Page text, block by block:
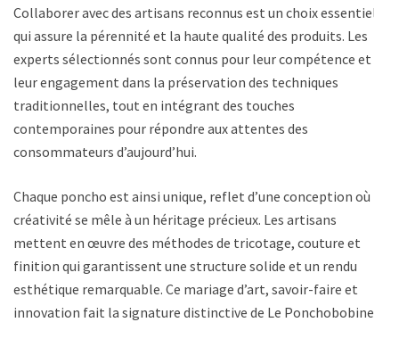
Collaborer avec des artisans reconnus est un choix essentiel,
qui assure la pérennité et la haute qualité des produits. Les
experts sélectionnés sont connus pour leur compétence et
leur engagement dans la préservation des techniques
traditionnelles, tout en intégrant des touches
contemporaines pour répondre aux attentes des
consommateurs d’aujourd’hui.
Chaque poncho est ainsi unique, reflet d’une conception où la
créativité se mêle à un héritage précieux. Les artisans
mettent en œuvre des méthodes de tricotage, couture et
finition qui garantissent une structure solide et un rendu
esthétique remarquable. Ce mariage d’art, savoir-faire et
innovation fait la signature distinctive de Le Ponchobobine.